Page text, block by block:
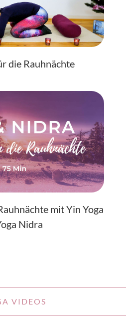
die Rauhnächte
mit Yin Yoga
Nidra
VIDEOS